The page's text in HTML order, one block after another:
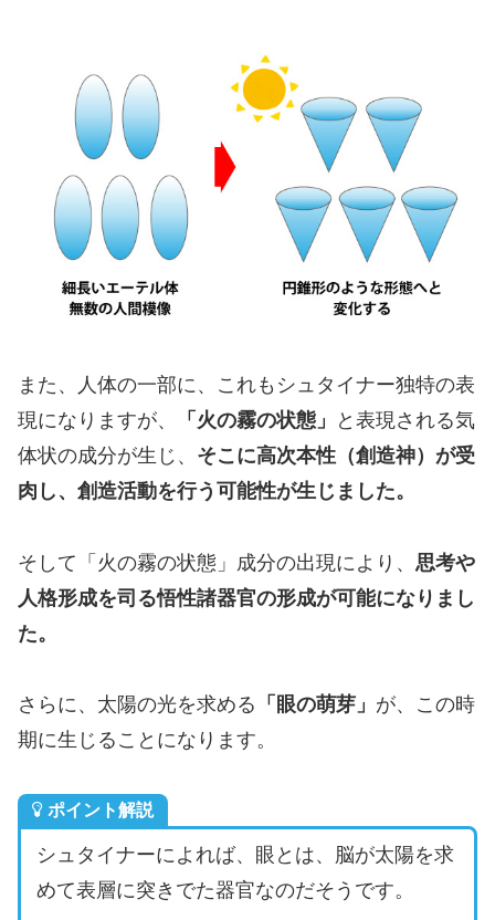
また、人体の一部に、これもシュタイナー独特の表
現になりますが、
「火の霧の状態」
と表現される気
体状の成分が生じ、 そこに高次本性（創造神）が受
肉し、創造活動を行う可能性が生じました。
そして「火の霧の状態」成分の出現により、 思考や
人格形成を司る悟性諸器官の形成が可能になりまし
た。
さらに、太陽の光を求める 「眼の萌芽」 が、この時
期に生じることになります。
ポイント解説
シュタイナーによれば、眼とは、脳が太陽を求
めて表層に突きでた器官なのだそうです。